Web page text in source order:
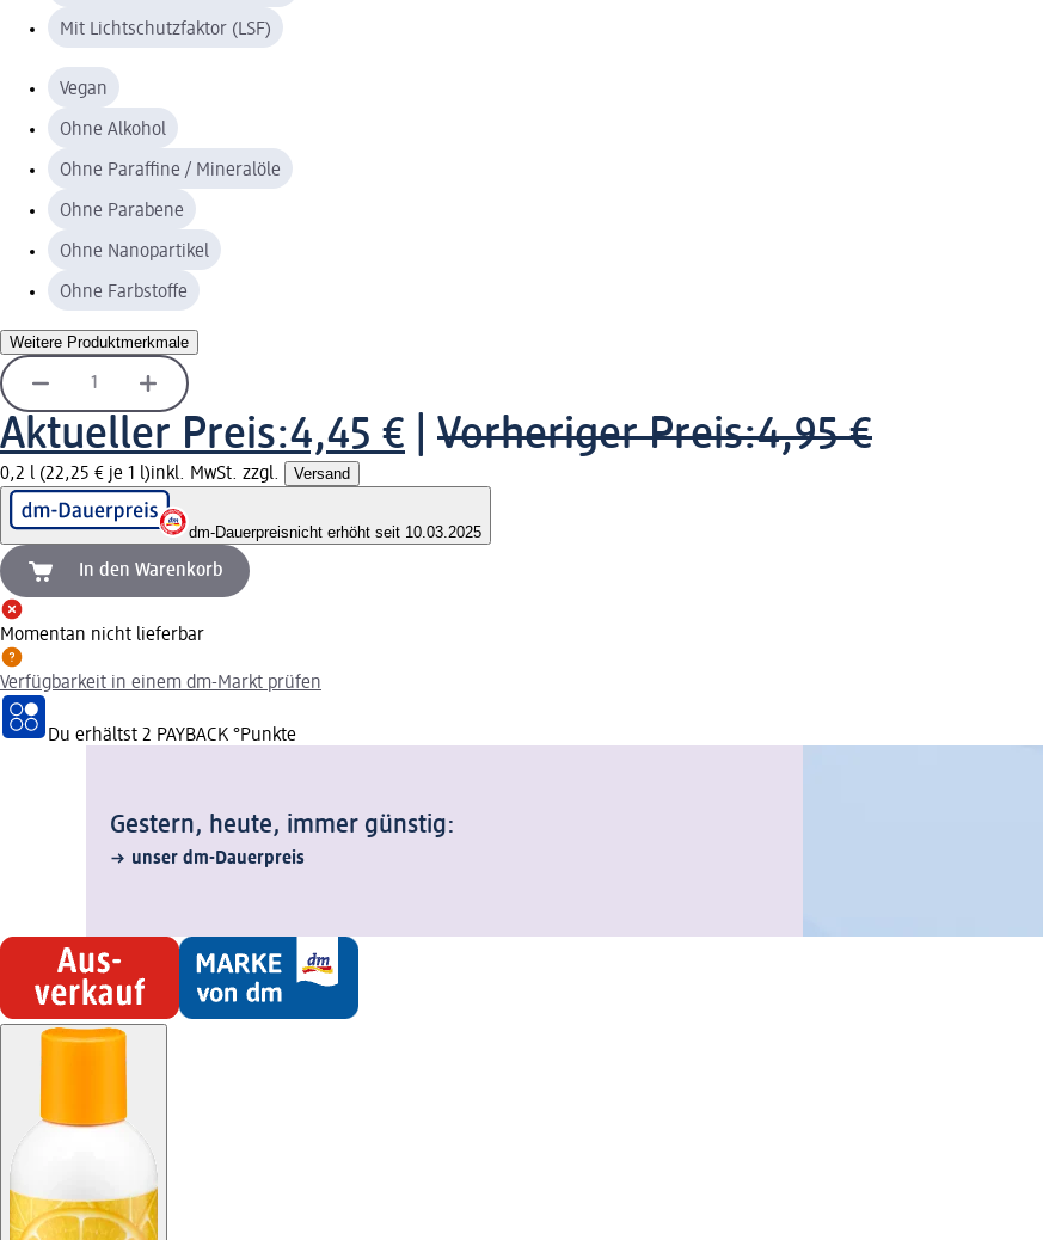
Mit Lichtschutzfaktor (LSF)
Vegan
Ohne Alkohol
Ohne Paraffine / Mineralöle
Ohne Parabene
Ohne Nanopartikel
Ohne Farbstoffe
Weitere Produktmerkmale
Aktueller Preis:4,45 € Vorheriger Preis:4,95 €
0,2 l (22,25 € je 1 l)inkl. MwSt. zzgl. Versand
dm-Dauerpreisnicht erhöht seit 10.03.2025
In den Warenkorb
Momentan nicht lieferbar
Verfügbarkeit in einem dm-Markt prüfen
Du erhältst 2 PAYBACK °Punkte
Gestern, heute, immer günstig:
unser dm-Dauerpreis